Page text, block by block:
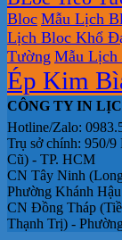
Bloc Mẫu Lịch
Lịch Bloc Khổ
Tường Mẫu Lịch
Ép Kim
CÔNG TY IN
Hotline/Zalo:
Trụ sở chính: 950/
Cũ) - TP. HCM
CN Tây Ninh
Phường Khánh Hậu
CN Đồng Tháp
Thạnh Trị) -